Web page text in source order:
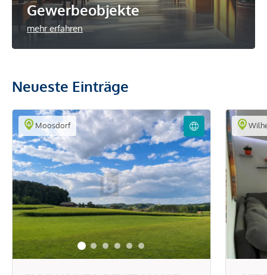
Gewerbeobjekte
mehr erfahren
Neueste Einträge
Moosdorf